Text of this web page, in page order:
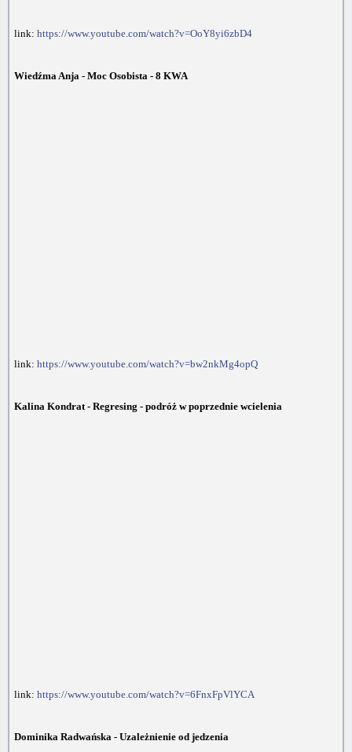
link: https://www.youtube.com/watch?v=OoY8yi6zbD4
Wiedźma Anja - Moc Osobista - 8 KWA
link: https://www.youtube.com/watch?v=bw2nkMg4opQ
Kalina Kondrat - Regresing - podróż w poprzednie wcielenia
link: https://www.youtube.com/watch?v=6FnxFpVlYCA
Dominika Radwańska - Uzależnienie od jedzenia